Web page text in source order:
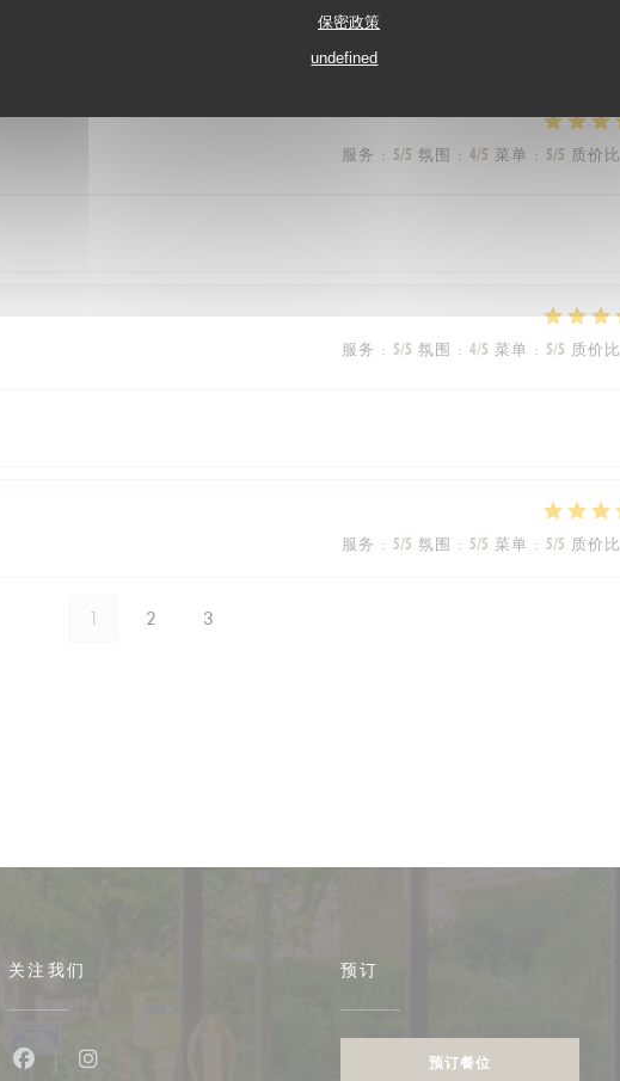
保密政策
undefined
Le service est rapide et toujours avec le sourire
服务 : 5/5 氛围 : 4/5 菜单 : 5/5 质价比
服务 : 5/5 氛围 : 4/5 菜单 : 5/5 质价比
服务 : 5/5 氛围 : 5/5 菜单 : 5/5 质价比
1 2 3
关注我们 预订
预订餐位